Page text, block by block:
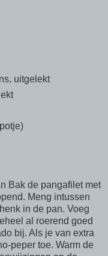
uitgelekt
Bak de pangafilet met
Meng intussen
in de pan. Voeg
al roerend goed
bij. Als je van extra
peper toe. Warm de